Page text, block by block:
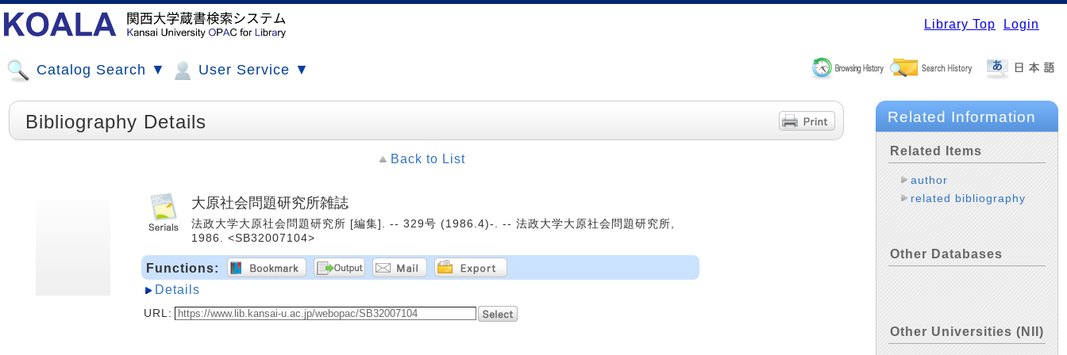
Library Top Login
Catalog Search ▼ User Service ▼
Bibliography Details
Back to List
大原社会問題研究所雑誌
法政大学大原社会問題研究所 [編集]. -- 329号 (1986.4)-. -- 法政大学大原社会問題研究所,
1986. <SB32007104>
Functions:
Details
URL:
Related Information
Related Items
author
related bibliography
Other Databases
Other Universities (NII)